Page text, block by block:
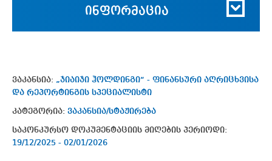
ინფორმაცია
ვაკანსია: „ჯიაიჯი ჰოლდინგი“ - ფინანსური აღრიცხვისა
და რეპორტინგის სპეციალისტი
კატეგორია: ვაკანსია/სტაჟირება
საკონკურსო დოკუმენტაციის მიღების პერიოდი:
19/12/2025 - 02/01/2026